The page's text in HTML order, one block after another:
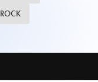
ROCK